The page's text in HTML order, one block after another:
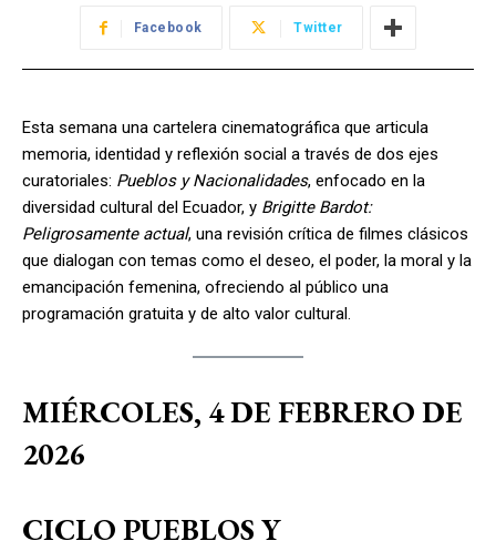
Facebook Twitter
Esta semana una cartelera cinematográfica que articula
memoria, identidad y reflexión social a través de dos ejes
curatoriales: Pueblos y Nacionalidades, enfocado en la
diversidad cultural del Ecuador, y Brigitte Bardot:
Peligrosamente actual, una revisión crítica de filmes clásicos
que dialogan con temas como el deseo, el poder, la moral y la
emancipación femenina, ofreciendo al público una
programación gratuita y de alto valor cultural.
MIÉRCOLES, 4 DE FEBRERO DE
2026
CICLO PUEBLOS Y